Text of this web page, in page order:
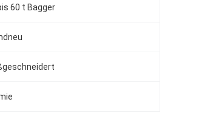
60 t Bagger